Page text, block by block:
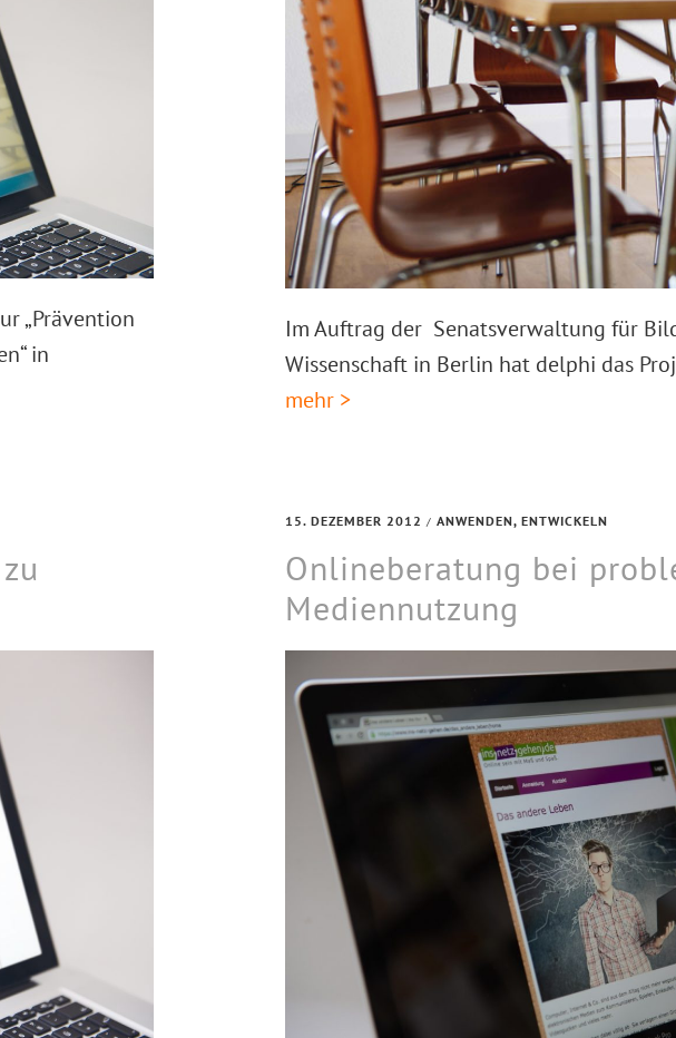
„Prävention
in
Im Auftrag der Senatsverwaltung für
Wissenschaft in Berlin hat delphi das
mehr >
15. DEZEMBER 2012 /ANWENDEN,ENTWICKELN
Onlineberatung bei
Mediennutzung